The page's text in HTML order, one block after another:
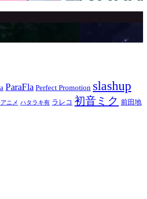
ParaFla Perfect Promotion slashup
ニメ ハタラキ有 ラレコ 初音ミク 前田地